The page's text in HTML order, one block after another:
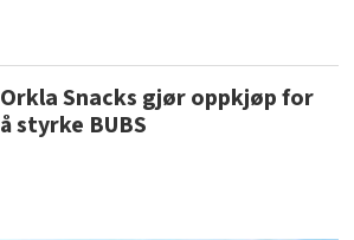
Orkla Snacks gjør oppkjøp for
å styrke BUBS